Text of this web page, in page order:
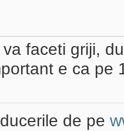
faceti griji,
e ca pe
de pe